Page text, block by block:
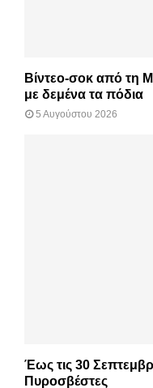
Βίντεο-σοκ από τη
με δεμένα τα πόδια
5 Αυγούστου 2026
Έως τις 30
Πυροσβέστες